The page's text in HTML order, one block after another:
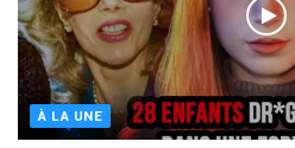
À LA UNE